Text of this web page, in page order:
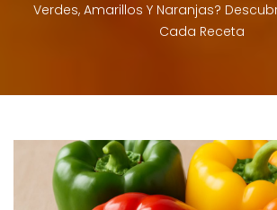
Verdes, Amarillos Y Naranjas?
Cada Receta